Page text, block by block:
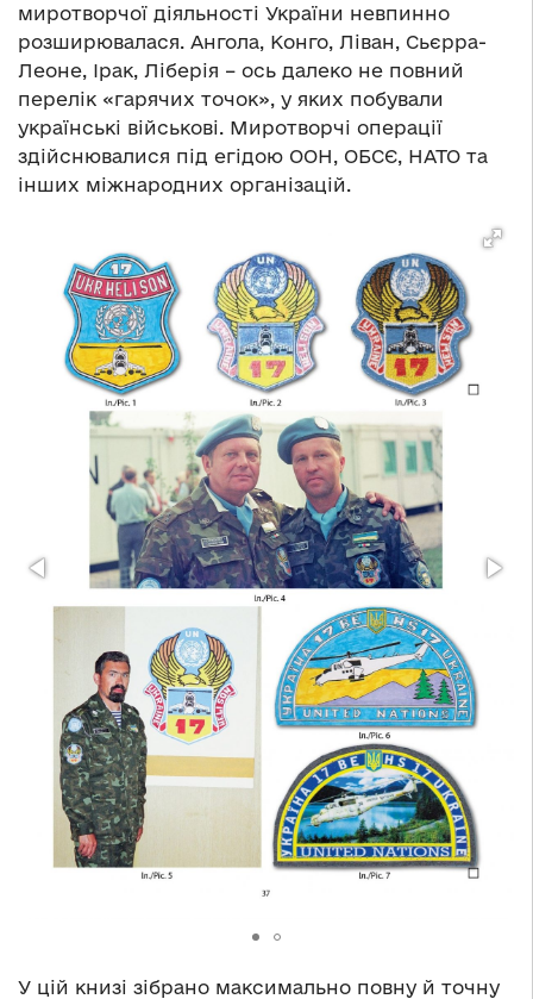
миротворчої діяльності України невпинно
розширювалася. Ангола, Конго, Ліван, Сьєрра-
Леоне, Ірак, Ліберія – ось далеко не повний
перелік «гарячих точок», у яких побували
українські військові. Миротворчі операції
здійснювалися під егідою ООН, ОБСЄ, НАТО та
інших міжнародних організацій.
У цій книзі зібрано максимально повну й точну